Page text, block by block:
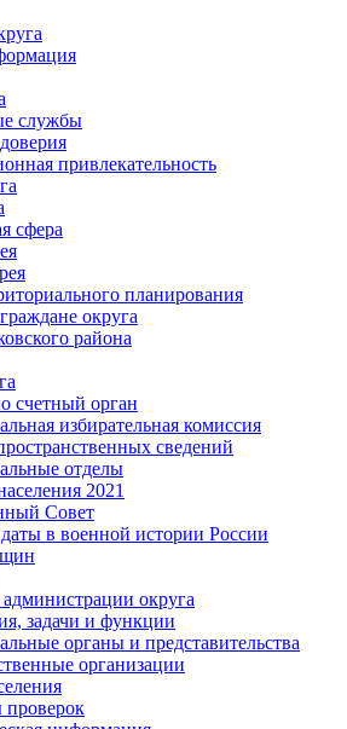
службы
привлекательность
сфера
планирования
округа
района
счетный орган
избирательная комиссия
сведений
отделы
2021
Совет
в военной истории России
округа
задачи и функции
органы и представительства
организации
проверок